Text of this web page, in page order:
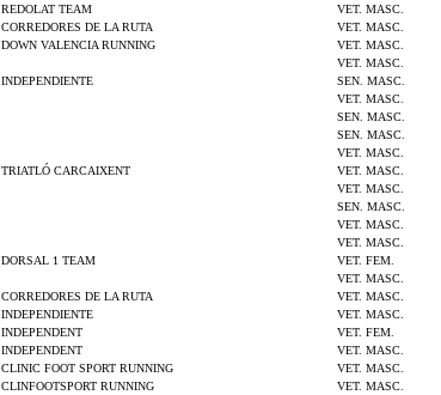
REDOLAT TEAM VET. MASC.
CORREDORES DE LA RUTA VET. MASC.
DOWN VALENCIA RUNNING VET. MASC.
VET. MASC.
INDEPENDIENTE SEN. MASC.
VET. MASC.
SEN. MASC.
SEN. MASC.
VET. MASC.
TRIATLÓ CARCAIXENT VET. MASC.
VET. MASC.
SEN. MASC.
VET. MASC.
VET. MASC.
DORSAL 1 TEAM VET. FEM.
VET. MASC.
CORREDORES DE LA RUTA VET. MASC.
INDEPENDIENTE VET. MASC.
INDEPENDENT VET. FEM.
INDEPENDENT VET. MASC.
CLINIC FOOT SPORT RUNNING VET. MASC.
CLINFOOTSPORT RUNNING VET. MASC.